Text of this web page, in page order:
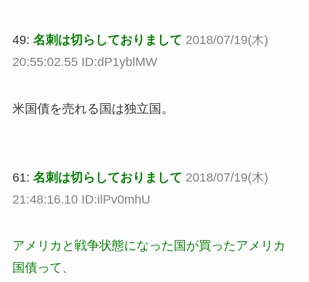
49: 名刺は切らしておりまして 2018/07/19(木)
20:55:02.55 ID:dP1yblMW
米国債を売れる国は独立国。
61: 名刺は切らしておりまして 2018/07/19(木)
21:48:16.10 ID:ilPv0mhU
アメリカと戦争状態になった国が買ったアメリカ
国債って、